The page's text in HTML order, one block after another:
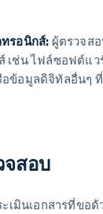
ทรอนิกส์: ผู้ตรวจส
เช่น ไฟล์ซอฟต์แ
ข้อมูลดิจิทัลอื่นๆ
จสอบ
เมินเอกสารที่ขอ